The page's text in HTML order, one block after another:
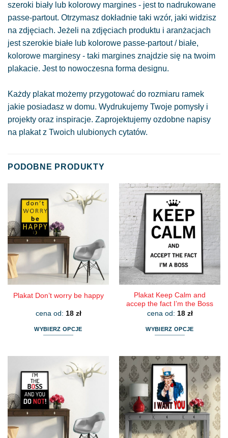
szeroki biały lub kolorowy margines - jest to nadrukowane
passe-partout. Otrzymasz dokładnie taki wzór, jaki widzisz
na zdjęciach. Jeżeli na zdjęciach produktu i aranżacjach
jest szerokie białe lub kolorowe passe-partout / białe,
kolorowe marginesy - taki margines znajdzie się na twoim
plakacie. Jest to nowoczesna forma designu.
Każdy plakat możemy przygotować do rozmiaru ramek
jakie posiadasz w domu. Wydrukujemy Twoje pomysły i
projekty oraz inspiracje. Zaprojektujemy ozdobne napisy
na plakat z Twoich ulubionych cytatów.
PODOBNE PRODUKTY
Plakat Don’t worry be happy
cena od: 18 zł
WYBIERZ OPCJE
wiele
wariantów.
Opcje
można
wybrać
na
Plakat Keep Calm and
accep the fact I’m the Boss
cena od: 18 zł
WYBIERZ OPCJE
ma
wiele
wariantów.
Opcje
można
wybrać
na